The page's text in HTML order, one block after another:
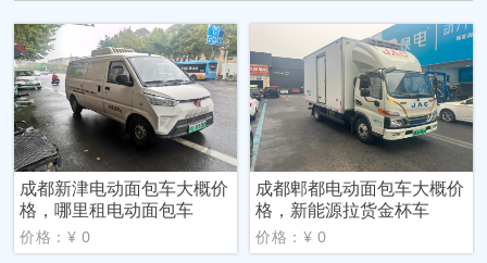
成都新津电动面包车大概价
格，哪里租电动面包车
价格：¥ 0
成都郫都电动面包车大概价
格，新能源拉货金杯车
价格：¥ 0